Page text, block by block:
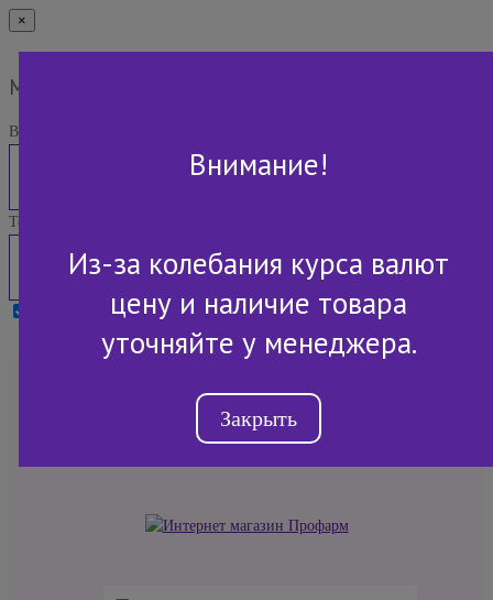
×
Мы Вам перезвоним
Ваше имя:
Телефон:
Я принимаю условия Политики конфиденциальности
+7 (843) 2-507-607
Внимание!
Из-за колебания курса валют
цену и наличие товара
уточняйте у менеджера.
Закрыть